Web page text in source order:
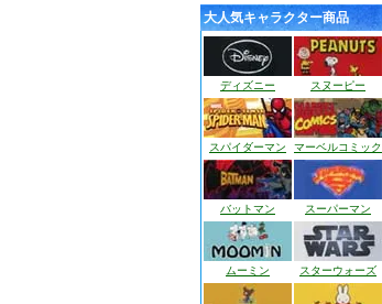
大人気キャラクター商品
ディズニー スヌーピー
スパイダーマン マーベルコミック
バットマン スーパーマン
ムーミン スターウォーズ